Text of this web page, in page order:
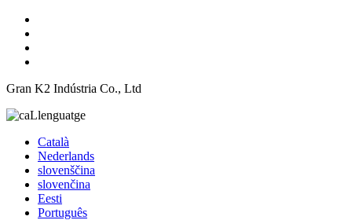
Gran K2 Indústria Co., Ltd
Llenguatge
Català
Nederlands
slovenščina
slovenčina
Eesti
Português